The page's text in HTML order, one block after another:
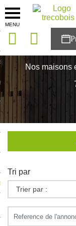
MENU
solutions
Trecobois
à NESTOR
Nos maisons
Tri par